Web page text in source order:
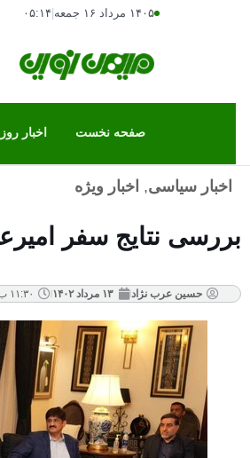
۱۴۰۵ مرداد ۱۶ جمعه ۰۵:۱۴
صفحه نخست اخبار روز
اخبار سیاسی, اخبار ویژه
بررسی نتایج سفر
حسین عرب نژاد ۱۳ مرداد ۱۴۰۲ ۱۱:۳۰ ب٫ظ